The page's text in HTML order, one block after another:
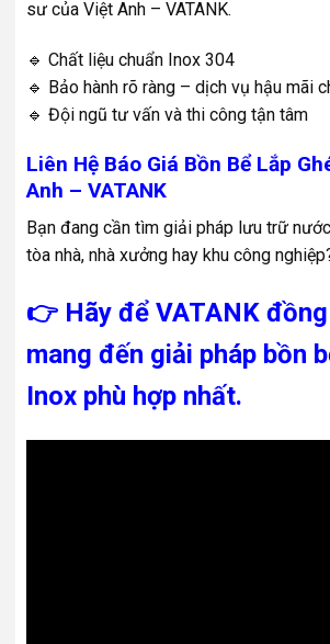
sư của Việt Anh – VATANK.
🔹 Chất liệu chuẩn Inox 304
🔹 Bảo hành rõ ràng – dịch vụ hậu mãi
🔹 Đội ngũ tư vấn và thi công tận tâm
Liên Hệ Báo Giá Bồn Bể Lắp
Anh – VATANK
Bạn đang cần tìm giải pháp lưu trữ
tòa nhà, nhà xưởng hay khu công
👉 Hãy để VATANK
mang đến giải pháp bồn
Inox phù hợp nhất.